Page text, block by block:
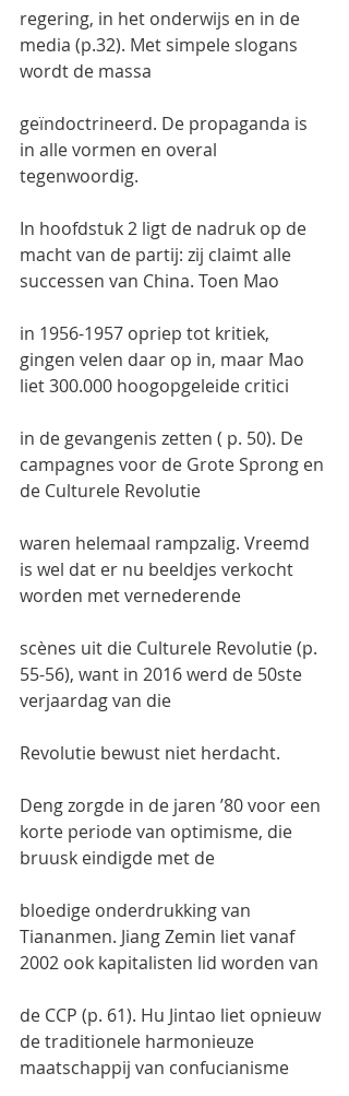
regering, in het onderwijs en in de
media (p.32). Met simpele slogans
wordt de massa
geïndoctrineerd. De propaganda is
in alle vormen en overal
tegenwoordig.
In hoofdstuk 2 ligt de nadruk op de
macht van de partij: zij claimt alle
successen van China. Toen Mao
in 1956-1957 opriep tot kritiek,
gingen velen daar op in, maar Mao
liet 300.000 hoogopgeleide critici
in de gevangenis zetten ( p. 50). De
campagnes voor de Grote Sprong en
de Culturele Revolutie
waren helemaal rampzalig. Vreemd
is wel dat er nu beeldjes verkocht
worden met vernederende
scènes uit die Culturele Revolutie (p.
55-56), want in 2016 werd de 50ste
verjaardag van die
Revolutie bewust niet herdacht.
Deng zorgde in de jaren ’80 voor een
korte periode van optimisme, die
bruusk eindigde met de
bloedige onderdrukking van
Tiananmen. Jiang Zemin liet vanaf
2002 ook kapitalisten lid worden van
de CCP (p. 61). Hu Jintao liet opnieuw
de traditionele harmonieuze
maatschappij van confucianisme